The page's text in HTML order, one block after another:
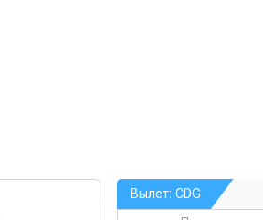
Вылет: CDG